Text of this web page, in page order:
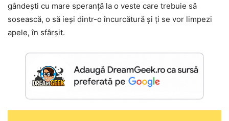
gândești cu mare speranță la o veste care trebuie să
sosească, o să ieși dintr-o încurcătură și ți se vor limpezi
apele, în sfârșit.